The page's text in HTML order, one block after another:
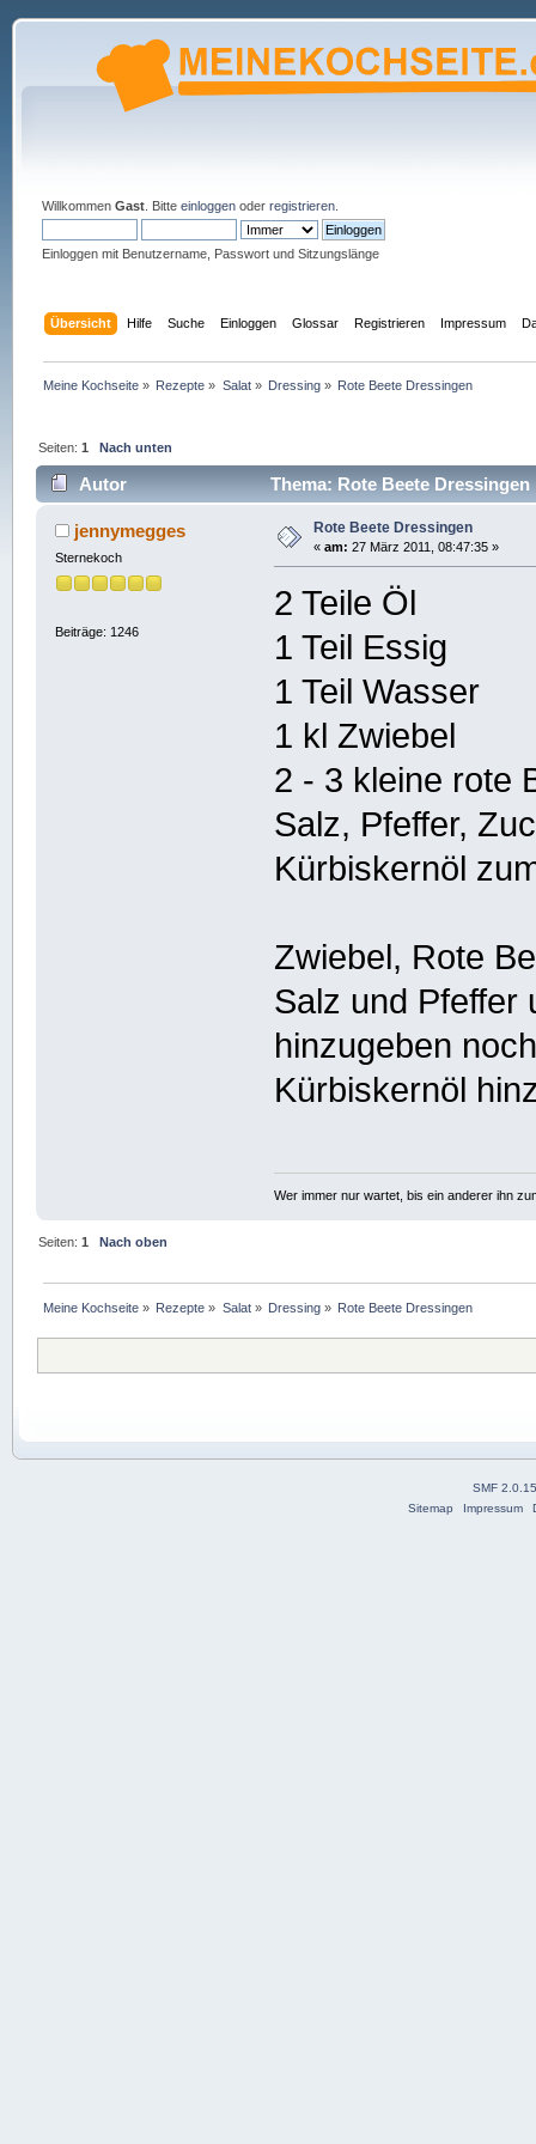
Willkommen Gast. Bitte einloggenoder registrieren.
Einloggen mit Benutzername, Passwort und Sitzungslänge
Übersicht Hilfe Suche Einloggen Glossar Registrieren Impressum
Meine Kochseite » Rezepte » Salat» Dressing » Rote Beete Dressingen
Seiten:1 Nach unten
Autor Thema: Rote Beete
jennymegges
Sternekoch
Beiträge: 1246
Rote Beete Dressingen
« am: 27 März 2011, 08:47:35 »
2 Teile Öl
1 Teil Essig
1 Teil Wasser
1 kl Zwiebel
2 - 3 kleine rote
Salz, Pfeffer,
Kürbiskernöl
Zwiebel, Rote
Salz und Pfeffer
hinzugeben
Kürbiskernöl
Wer immer nur wartet, bis ein anderer ihn
Seiten:1 Nach oben
Meine Kochseite » Rezepte » Salat» Dressing » Rote Beete Dressingen
SMF
Sitemap
Impressum